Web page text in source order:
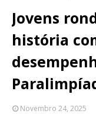
Jovens
história
Novembro 24, 2025